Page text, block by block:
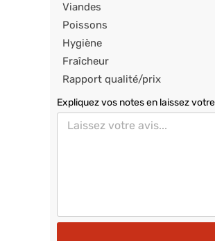
Viandes
Poissons
Hygiène
Fraîcheur
Rapport qualité/prix
Expliquez vos notes en laissez